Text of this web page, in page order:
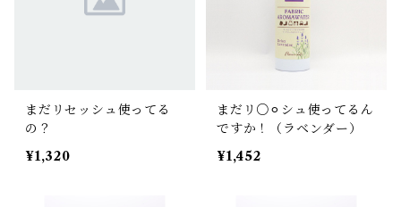
まだリセッシュ使ってる
の？
¥1,320
まだリ○⚪︎シュ使ってるん
ですか！（ラベンダー）
¥1,452